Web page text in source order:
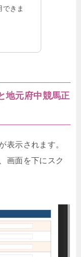
きま
地元府中競馬正
表示されます。
画面を下にスク